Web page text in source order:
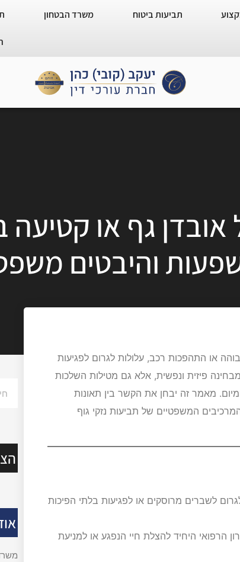
תביעות ביטוח משרד הבטחון
אובדן גף או
והיבטים
או התהפכות רכב, עלולות לגרום לפגיעות
פיזית ונפשית, אלא גם מטילות השלכות
מאמר זה יבחן את הקשר בין תאונות
המשפטיים של תביעות נזקי גוף
לשברים מרוסקים או לפגיעות בלתי הפיכות
הרפואי היחיד להצלת חיי הנפגע או למניעת